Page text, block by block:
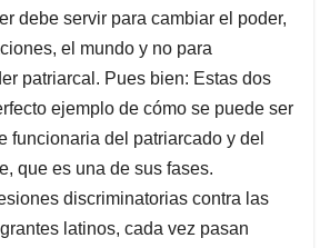
debe servir para cambiar el poder,
el mundo y no para
patriarcal. Pues bien: Estas dos
ejemplo de cómo se puede ser
funcionaria del patriarcado y del
que es una de sus fases.
discriminatorias contra las
latinos, cada vez pasan